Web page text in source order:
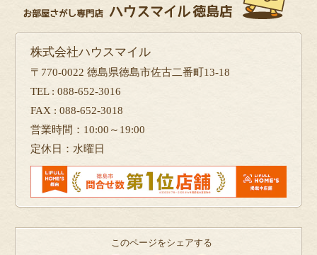
株式会社ハウスマイル
〒770-0022 徳島県徳島市佐古二番町13-18
TEL : 088-652-3016
FAX : 088-652-3018
営業時間：10:00～19:00
定休日：水曜日
このページをシェアする